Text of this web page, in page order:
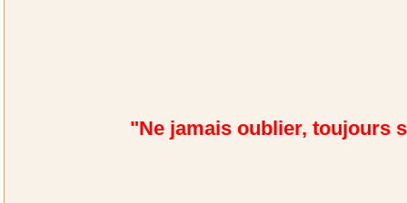
"Ne jamais oublier, toujours